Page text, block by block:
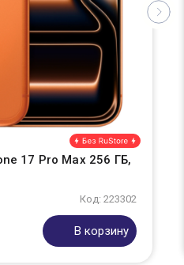
17 Pro Max 256 ГБ,
Код: 223302
В корзину